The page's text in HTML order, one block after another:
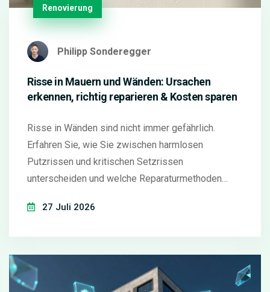
Renovierung
Philipp Sonderegger
Risse in Mauern und Wänden: Ursachen
erkennen, richtig reparieren & Kosten sparen
Risse in Wänden sind nicht immer gefährlich.
Erfahren Sie, wie Sie zwischen harmlosen
Putzrissen und kritischen Setzrissen
unterscheiden und welche Reparaturmethoden
27 Juli 2026